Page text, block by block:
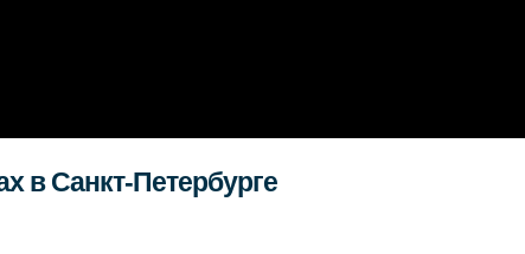
в Санкт-Петербурге